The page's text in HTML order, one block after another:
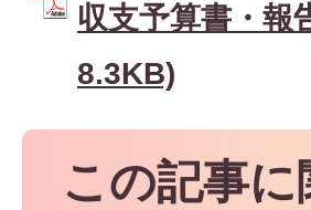
収支予算書・報
8.3KB)
この記事